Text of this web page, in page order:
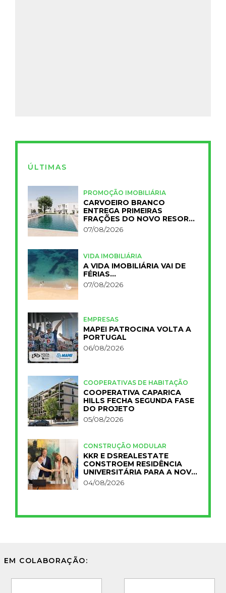
ÚLTIMAS
PROMOÇÃO IMOBILIÁRIA
CARVOEIRO BRANCO
ENTREGA PRIMEIRAS
FRAÇÕES DO NOVO RESORT
PRIMELIFE
07/08/2026
VIDA IMOBILIÁRIA
A VIDA IMOBILIÁRIA VAI DE
FÉRIAS…
07/08/2026
EMPRESAS
MAPEI PATROCINA VOLTA A
PORTUGAL
06/08/2026
COOPERATIVAS DE HABITAÇÃO
COOPERATIVA CAPARICA
HILLS FECHA SEGUNDA FASE
DO PROJETO
05/08/2026
CONSTRUÇÃO MODULAR
KKR E DSREALESTATE
CONSTROEM RESIDÊNCIA
UNIVERSITÁRIA PARA A NOVA
FCT
04/08/2026
EM COLABORAÇÃO: